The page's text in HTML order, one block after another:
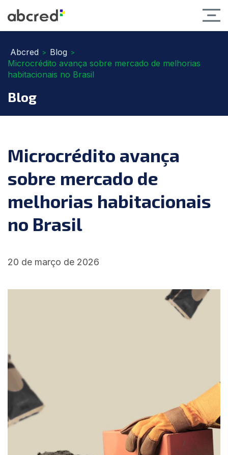
Abcred > Blog >
Microcrédito avança sobre mercado de melhorias
habitacionais no Brasil
Blog
Microcrédito avança
sobre mercado de
melhorias habitacionais
no Brasil
20 de março de 2026